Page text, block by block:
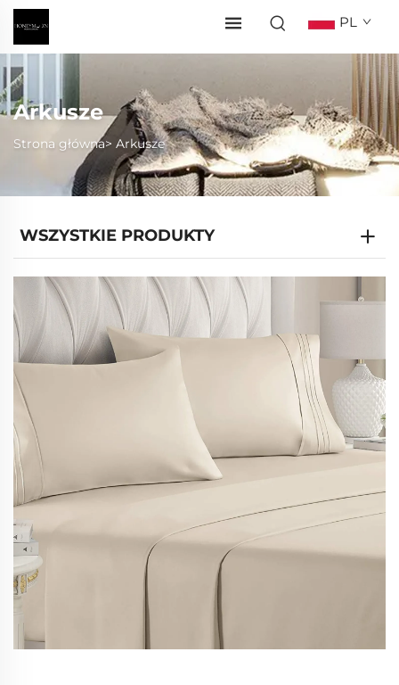
PL
Arkusze
Strona główna> Arkusze
WSZYSTKIE PRODUKTY